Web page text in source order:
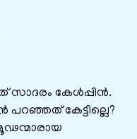
സാദരം കേള്‍പ്പിന്‍.
കേട്ടില്ലെ?